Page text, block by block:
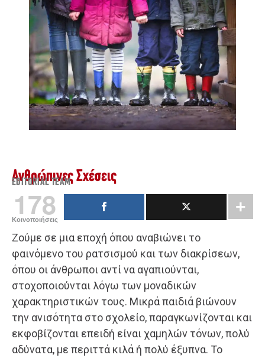
Ανθρώπινες Σχέσεις
EDITORIAL TEAM
178
Κοινοποιήσεις
Ζούμε σε μια εποχή όπου αναβιώνει το
φαινόμενο του ρατσισμού και των διακρίσεων,
όπου οι άνθρωποι αντί να αγαπιούνται,
στοχοποιούνται λόγω των μοναδικών
χαρακτηριστικών τους. Μικρά παιδιά βιώνουν
την ανισότητα στο σχολείο, παραγκωνίζονται και
εκφοβίζονται επειδή είναι χαμηλών τόνων, πολύ
αδύνατα, με περιττά κιλά ή πολύ έξυπνα. Το